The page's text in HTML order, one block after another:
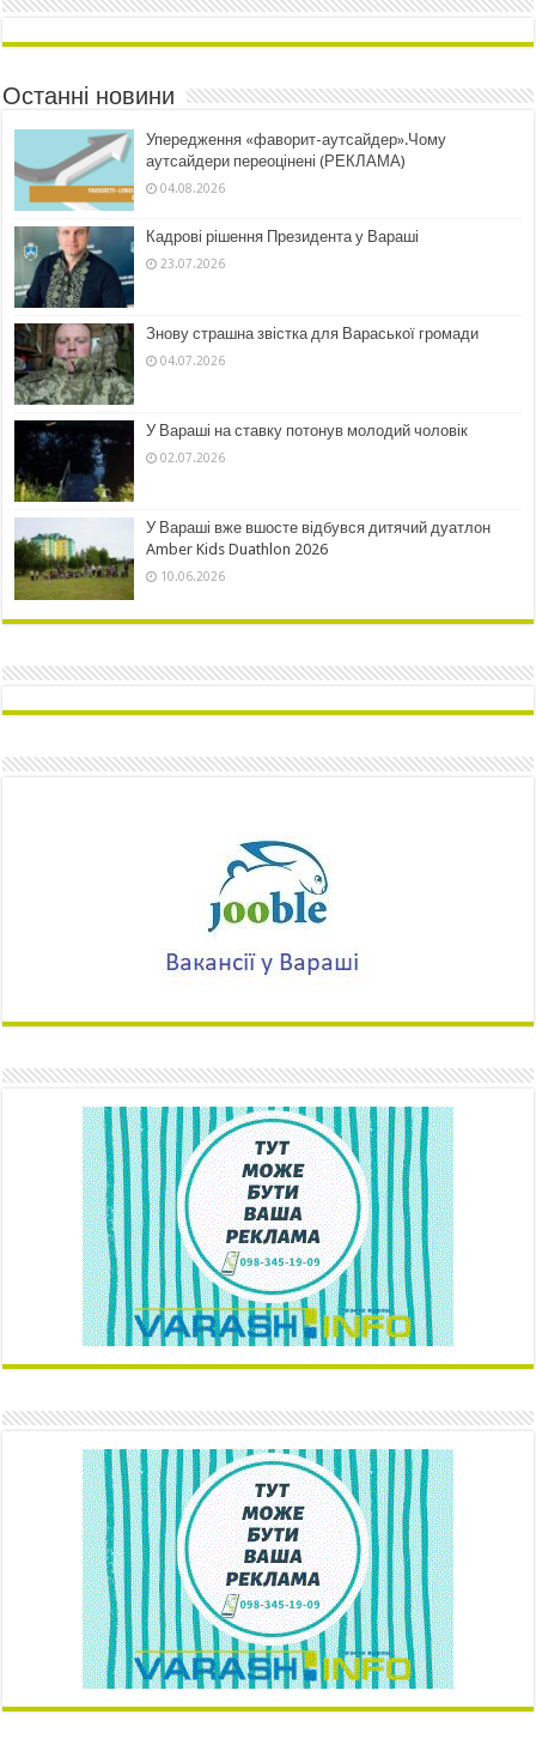
Останні новини
Упередження «фаворит-аутсайдер».Чому
аутсайдери переоцінені (РЕКЛАМА)
04.08.2026
Кадрові рішення Президента у Вараші
23.07.2026
Знову страшна звістка для Вараської громади
04.07.2026
У Вараші на ставку потонув молодий чоловік
02.07.2026
У Вараші вже вшосте відбувся дитячий дуатлон
Amber Kids Duathlon 2026
10.06.2026